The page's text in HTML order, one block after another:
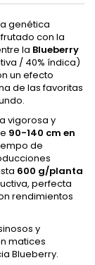
genética
con la
la Blueberry
/ 40% índica)
un efecto
de las favoritas
vigorosa y
90-140 cm en
de
600 g/planta
perfecta
rendimientos
y
matices
Blueberry.